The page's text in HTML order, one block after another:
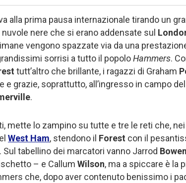
alla prima pausa internazionale tirando un
nere che si erano addensate sul
vengono spazzate via da una
sorrisi a tutto il popoloHammers.
tutt’altro che brillante, i ragazzi di Graham
e grazie, soprattutto, all’ingresso in campo
.
mette lo zampino su tutte e tre le reti che,
West Ham, stendono il Forest con il
Sul tabellino dei marcatori vanno Jarrod Bowen
– e Callum Wilson, ma a spiccare è la
che, dopo aver contenuto benissimo i